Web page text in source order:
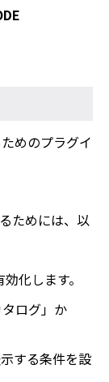
めのプラグイ
ためには、以
化します。
ログ」か
する条件を設